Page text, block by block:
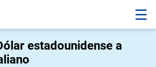
estadounidense a